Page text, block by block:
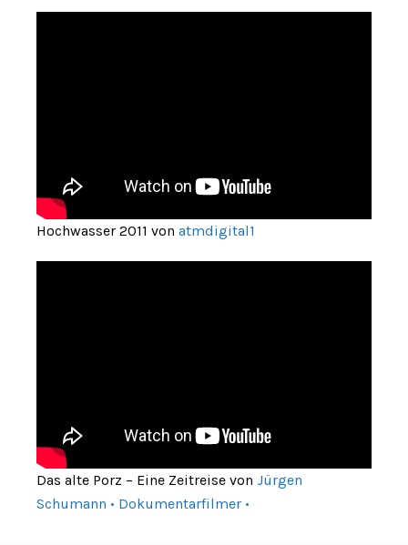
Hochwasser 2011 von atmdigital1
Das alte Porz – Eine Zeitreise von Jürgen
Schumann • Dokumentarfilmer •